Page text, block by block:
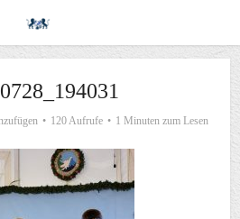
120 Aufrufe 1 Minuten zum Lesen